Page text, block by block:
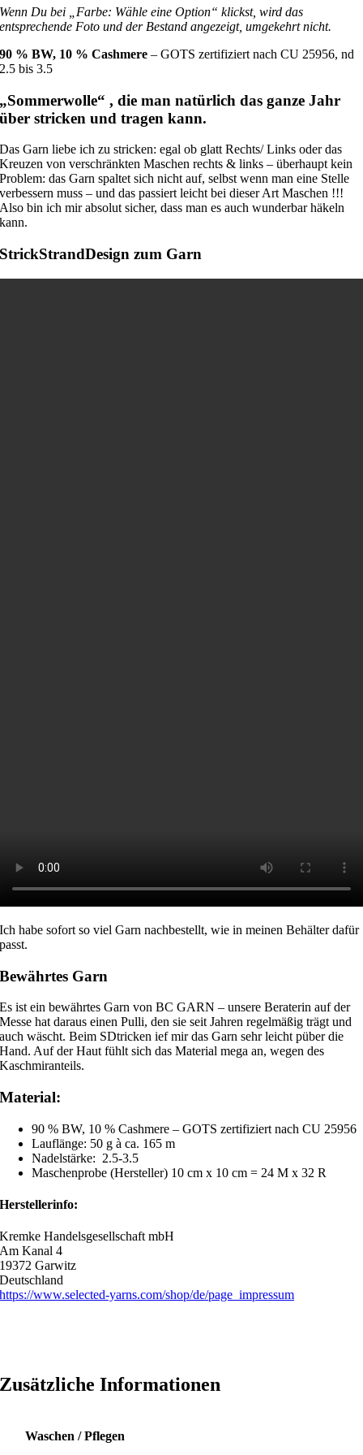
Wenn Du bei „Farbe: Wähle eine Option“ klickst, wird das
entsprechende Foto und der Bestand angezeigt, umgekehrt nicht.
90 % BW, 10 % Cashmere – GOTS zertifiziert nach CU 25956, nd
2.5 bis 3.5
„Sommerwolle“ , die man natürlich das ganze Jahr
über stricken und tragen kann.
Das Garn liebe ich zu stricken: egal ob glatt Rechts/ Links oder das
Kreuzen von verschränkten Maschen rechts & links – überhaupt kein
Problem: das Garn spaltet sich nicht auf, selbst wenn man eine Stelle
verbessern muss – und das passiert leicht bei dieser Art Maschen !!!
Also bin ich mir absolut sicher, dass man es auch wunderbar häkeln
kann.
StrickStrandDesign zum Garn
Ich habe sofort so viel Garn nachbestellt, wie in meinen Behälter dafür
passt.
Bewährtes Garn
Es ist ein bewährtes Garn von BC GARN – unsere Beraterin auf der
Messe hat daraus einen Pulli, den sie seit Jahren regelmäßig trägt und
auch wäscht. Beim SDtricken ief mir das Garn sehr leicht püber die
Hand. Auf der Haut fühlt sich das Material mega an, wegen des
Kaschmiranteils.
Material:
90 % BW, 10 % Cashmere – GOTS zertifiziert nach CU 25956
Lauflänge: 50 g à ca. 165 m
Nadelstärke: 2.5-3.5
Maschenprobe (Hersteller) 10 cm x 10 cm = 24 M x 32 R
Herstellerinfo:
Kremke Handelsgesellschaft mbH
Am Kanal 4
19372 Garwitz
Deutschland
https://www.selected-yarns.com/shop/de/page_impressum
Zusätzliche Informationen
Waschen / Pflegen